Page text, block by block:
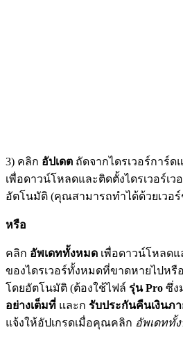
3) คลิก อัปเดต ถัดจากไดรเวอร์การ์
เพื่อดาวน์โหลดและติดตั้งไดรเวอร์เ
อัตโนมัติ (คุณสามารถทำได้ด้วยเวอ
หรือ
คลิก อัพเดททั้งหมด เพื่อดาวน์โหลด
ของไดรเวอร์ทั้งหมดที่ขาดหายไปห
โดยอัตโนมัติ (ต้องใช้ไฟล์ รุ่น Pro ซึ่ง
อย่างเต็มที่ และก รับประกันคืนเงินภา
แจ้งให้อัปเกรดเมื่อคุณคลิก อัพเดททั้